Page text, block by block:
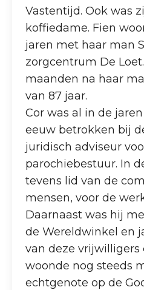
Vastentijd. Ook was
koffiedame. Fien
jaren met haar man
zorgcentrum De
maanden na haar
van 87 jaar.
Cor was al in de
eeuw betrokken bij
juridisch adviseur
parochiebestuur. In
tevens lid van de
mensen, voor de
Daarnaast was hij
de Wereldwinkel en
van deze vrijwilligers
woonde nog steeds
echtgenote op de